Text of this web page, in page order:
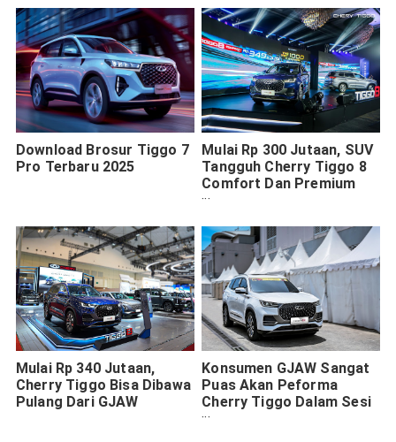
Download Brosur Tiggo 7
Pro Terbaru 2025
Mulai Rp 300 Jutaan, SUV
Tangguh Cherry Tiggo 8
Comfort Dan Premium
Sudah Bisa Dimiliki
Mulai Rp 340 Jutaan,
Cherry Tiggo Bisa Dibawa
Pulang Dari GJAW
Konsumen GJAW Sangat
Puas Akan Peforma
Cherry Tiggo Dalam Sesi
Test Drive